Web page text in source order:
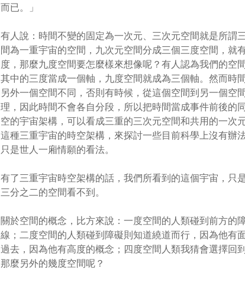
而已。」
有人說：時間不變的固定為一次元、三次元空間就是所謂
間為一重宇宙的空間，九次元空間分成三個三度空間，就
度，那麼九度空間要怎麼樣來想像呢？有人認為我們的空
其中的三度當成一個軸，九度空間就成為三個軸。然而時
另外一個空間不同，否則有時候，從這個空間到另一個空
理，因此時間不會各自分段，所以把時間當成事件前後的
空的宇宙架構，可以看成三重的三次元空間和共用的一次
這種三重宇宙的時空架構，來探討一些目前科學上沒有辦
只是世人一廂情願的看法。
有了三重宇宙時空架構的話，我們所看到的這個宇宙，只
三分之二的空間看不到。
關於空間的概念，比方來說：一度空間的人類碰到前方的
線；二度空間的人類碰到障礙則知道繞道而行，因為他有
過去，因為他有高度的概念；四度空間人類我猜會選擇回
那麼另外的幾度空間呢？